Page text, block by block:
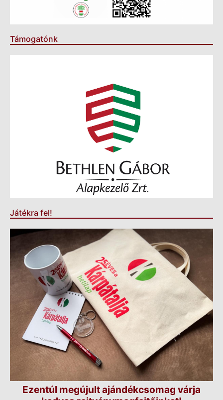
Támogatónk
Játékra fel!
Ezentúl megújult ajándékcsomag várja